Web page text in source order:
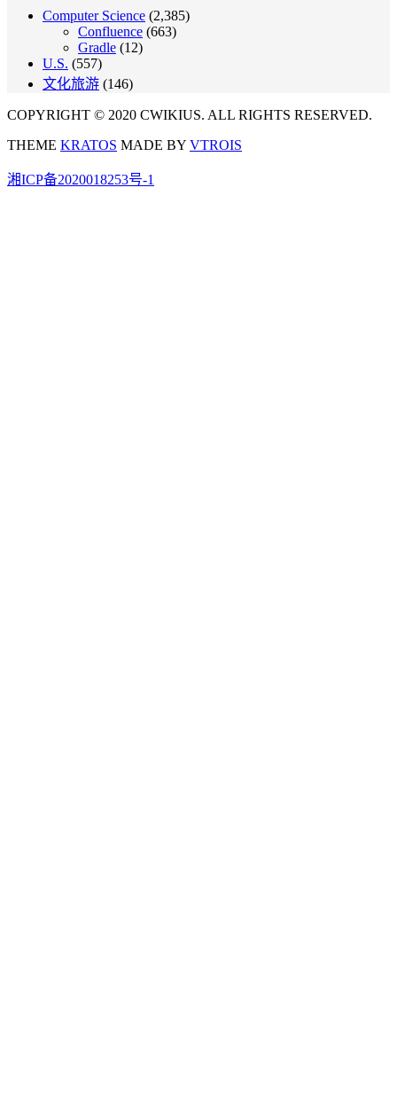
Computer Science (2,385)
Confluence (663)
Gradle (12)
U.S. (557)
文化旅游 (146)
COPYRIGHT © 2020 CWIKIUS. ALL RIGHTS RESERVED.
THEME KRATOS MADE BY VTROIS
湘ICP备2020018253号-1